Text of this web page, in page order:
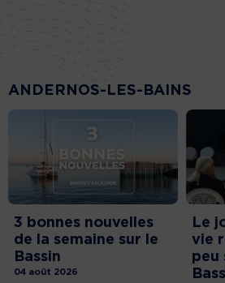
ANDERNOS-LES-BAINS
3 bonnes nouvelles
de la semaine sur le
Bassin
04 août 2026
Le
vie
peu